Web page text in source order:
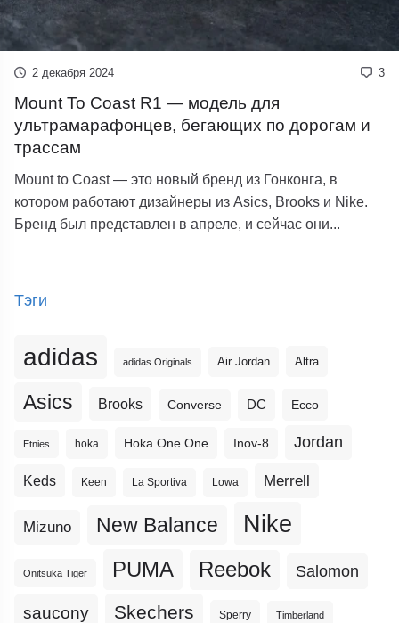
2 декабря 2024 3
Mount To Coast R1 — модель для
ультрамарафонцев, бегающих по дорогам и
трассам
Mount to Coast — это новый бренд из Гонконга, в
котором работают дизайнеры из Asics, Brooks и Nike.
Бренд был представлен в апреле, и сейчас они...
Тэги
adidas adidas Originals Air Jordan Altra
Asics Brooks Converse DC Ecco
Etnies hoka Hoka One One Inov-8 Jordan
Keds Keen La Sportiva Lowa Merrell
Mizuno New Balance Nike
Onitsuka Tiger PUMA Reebok Salomon
saucony Skechers Sperry Timberland